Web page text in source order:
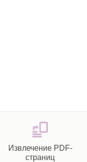
Извлечение PDF-
страниц